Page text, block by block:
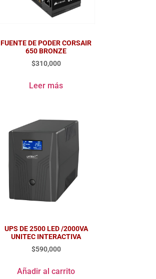
FUENTE DE PODER CORSAIR
650 BRONZE
$310,000
Leer más
UPS DE 2500 LED /2000VA
UNITEC INTERACTIVA
$590,000
Añadir al carrito